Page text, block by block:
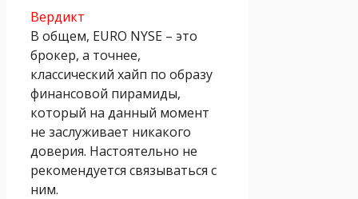
Вердикт
В общем, EURO NYSE – это
брокер, а точнее,
классический хайп по образу
финансовой пирамиды,
который на данный момент
не заслуживает никакого
доверия. Настоятельно не
рекомендуется связываться с
ним.